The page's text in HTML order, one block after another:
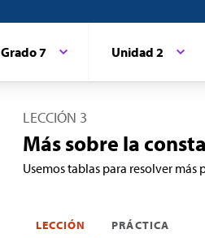
Grado 7 Unidad 2
LECCIÓN 3
Más sobre la
Usemos tablas para resolver
LECCIÓN PRÁCTICA